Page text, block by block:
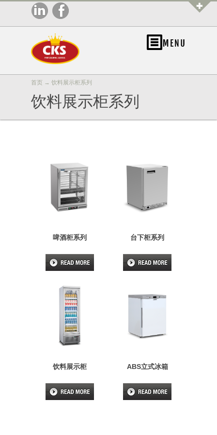
首页 → 饮料展示柜系列
饮料展示柜系列
啤酒柜系列 台下柜系列
饮料展示柜 ABS立式冰箱